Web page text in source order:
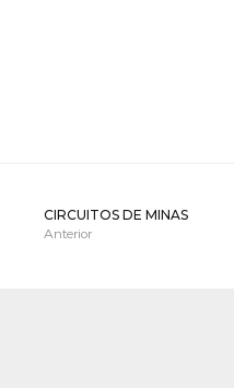
CIRCUITOS DE MINAS
Anterior